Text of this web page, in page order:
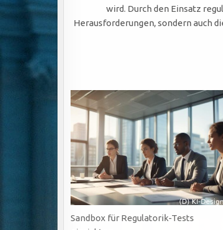
wird. Durch den Einsatz
Herausforderungen, sondern auch
Sandbox für Regulatorik-Tests